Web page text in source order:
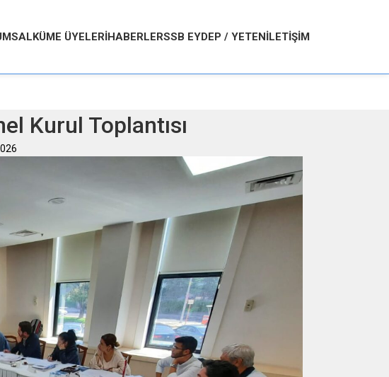
KÜME ÜYELERIHABERLERSSB EYDEP / YETENİLETIŞIM
Kurul Toplantısı